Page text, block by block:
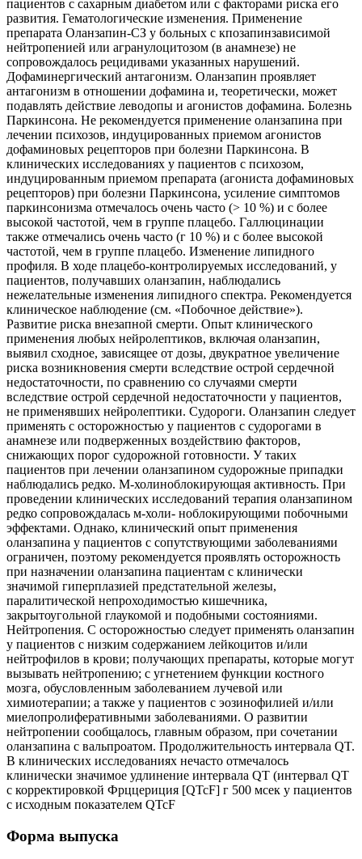
пациентов с сахарным диабетом или с факторами риска его
развития. Гематологические изменения. Применение
препарата Оланзапин-СЗ у больных с кпозапинзависимой
нейтропенией или агранулоцитозом (в анамнезе) не
сопровождалось рецидивами указанных нарушений.
Дофаминергический антагонизм. Оланзапин проявляет
антагонизм в отношении дофамина и, теоретически, может
подавлять действие леводопы и агонистов дофамина. Болезнь
Паркинсона. Не рекомендуется применение оланзапина при
лечении психозов, индуцированных приемом агонистов
дофаминовых рецепторов при болезни Паркинсона. В
клинических исследованиях у пациентов с психозом,
индуцированным приемом препарата (агониста дофаминовых
рецепторов) при болезни Паркинсона, усиление симптомов
паркинсонизма отмечалось очень часто (> 10 %) и с более
высокой частотой, чем в группе плацебо. Галлюцинации
также отмечались очень часто (г 10 %) и с более высокой
частотой, чем в группе плацебо. Изменение липидного
профиля. В ходе плацебо-контролируемых исследований, у
пациентов, получавших оланзапин, наблюдались
нежелательные изменения липидного спектра. Рекомендуется
клиническое наблюдение (см. «Побочное действие»).
Развитие риска внезапной смерти. Опыт клинического
применения любых нейролептиков, включая оланзапин,
выявил сходное, зависящее от дозы, двукратное увеличение
риска возникновения смерти вследствие острой сердечной
недостаточности, по сравнению со случаями смерти
вследствие острой сердечной недостаточности у пациентов,
не применявших нейролептики. Судороги. Оланзапин следует
применять с осторожностью у пациентов с судорогами в
анамнезе или подверженных воздействию факторов,
снижающих порог судорожной готовности. У таких
пациентов при лечении оланзапином судорожные припадки
наблюдались редко. М-холиноблокирующая активность. При
проведении клинических исследований терапия оланзапином
редко сопровождалась м-холи- ноблокирующими побочными
эффектами. Однако, клинический опыт применения
оланзапина у пациентов с сопутствующими заболеваниями
ограничен, поэтому рекомендуется проявлять осторожность
при назначении оланзапина пациентам с клинически
значимой гиперплазией предстательной железы,
паралитической непроходимостью кишечника,
закрытоугольной глаукомой и подобными состояниями.
Нейтропения. С осторожностью следует применять оланзапин
у пациентов с низким содержанием лейкоцитов и/или
нейтрофилов в крови; получающих препараты, которые могут
вызывать нейтропению; с угнетением функции костного
мозга, обусловленным заболеванием лучевой или
химиотерапии; а также у пациентов с эозинофилией и/или
миелопролиферативными заболеваниями. О развитии
нейтропении сообщалось, главным образом, при сочетании
оланзапина с вальпроатом. Продолжительность интервала QT.
В клинических исследованиях нечасто отмечалось
клинически значимое удлинение интервала QT (интервал QT
с корректировкой Фрццериция [QTcF] г 500 мсек у пациентов
с исходным показателем QTcF
Форма выпуска